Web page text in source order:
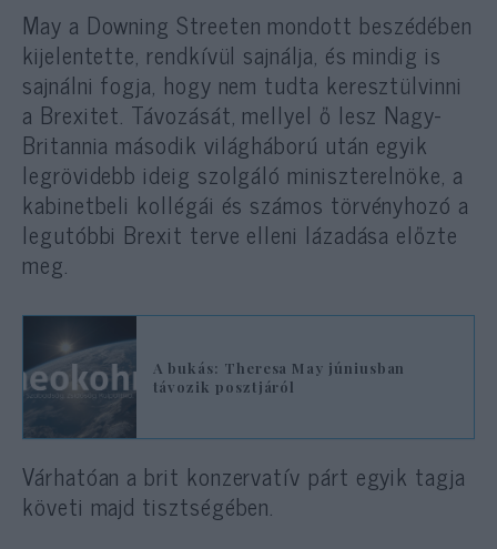
May a Downing Streeten mondott beszédében
kijelentette, rendkívül sajnálja, és mindig is
sajnálni fogja, hogy nem tudta keresztülvinni
a Brexitet. Távozását, mellyel ő lesz Nagy-
Britannia második világháború után egyik
legrövidebb ideig szolgáló miniszterelnöke, a
kabinetbeli kollégái és számos törvényhozó a
legutóbbi Brexit terve elleni lázadása előzte
meg.
A bukás: Theresa May júniusban
távozik posztjáról
Várhatóan a brit konzervatív párt egyik tagja
követi majd tisztségében.